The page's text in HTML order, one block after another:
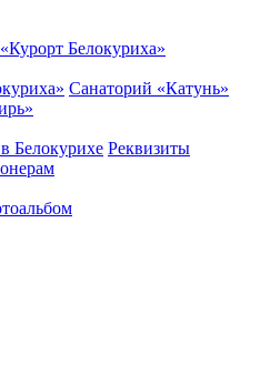
Белокуриха»
Санаторий «Катунь»
Белокурихе Реквизиты